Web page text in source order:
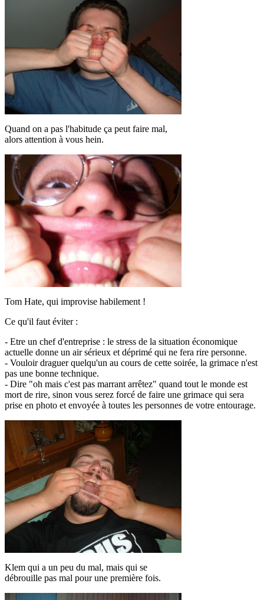
Quand on a pas l'habitude ça peut faire mal,
alors attention à vous hein.
Tom Hate, qui improvise habilement !
Ce qu'il faut éviter :
- Etre un chef d'entreprise : le stress de la situation économique
actuelle donne un air sérieux et déprimé qui ne fera rire personne.
- Vouloir draguer quelqu'un au cours de cette soirée, la grimace n'est
pas une bonne technique.
- Dire "oh mais c'est pas marrant arrêtez" quand tout le monde est
mort de rire, sinon vous serez forcé de faire une grimace qui sera
prise en photo et envoyée à toutes les personnes de votre entourage.
Klem qui a un peu du mal, mais qui se
débrouille pas mal pour une première fois.